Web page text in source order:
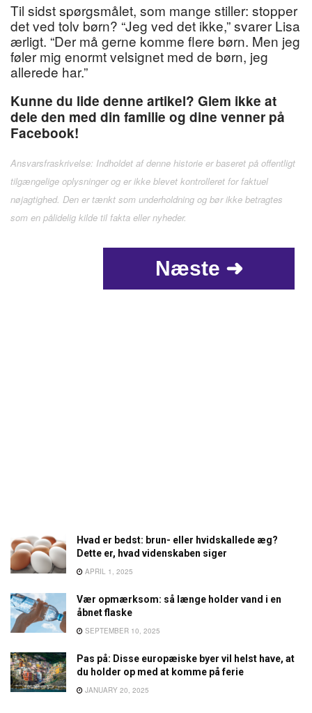
Til sidst spørgsmålet, som mange stiller: stopper
det ved tolv børn? “Jeg ved det ikke,” svarer Lisa
ærligt. “Der må gerne komme flere børn. Men jeg
føler mig enormt velsignet med de børn, jeg
allerede har.”
Kunne du lide denne artikel? Glem ikke at
dele den med din familie og dine venner på
Facebook!
Ansvarsfraskrivelse: Indholdet af denne historie er baseret på offentligt
tilgængelige oplysninger og er ikke blevet kontrolleret for faktuel
nøjagtighed. Den er tænkt som underholdning og bør ikke betragtes
som en pålidelig kilde til fakta eller nyheder.
Næste ➜
Hvad er bedst: brun- eller hvidskallede æg?
Dette er, hvad videnskaben siger
APRIL 1, 2025
Vær opmærksom: så længe holder vand i en
åbnet flaske
SEPTEMBER 10, 2025
Pas på: Disse europæiske byer vil helst have, at
du holder op med at komme på ferie
JANUARY 20, 2025